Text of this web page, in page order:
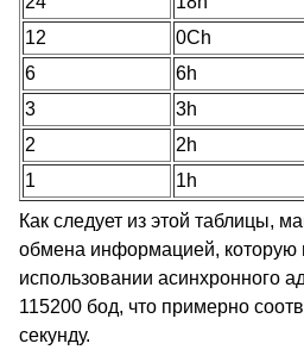
12
0Ch
6
6h
3
3h
2
2h
1
1h
Как следует из этой таблицы,
обмена информацией, которую
использовании асинхронного
115200 бод, что примерно
секунду.